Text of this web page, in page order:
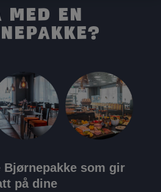
med en
Bjørnepakke som gir
på dine